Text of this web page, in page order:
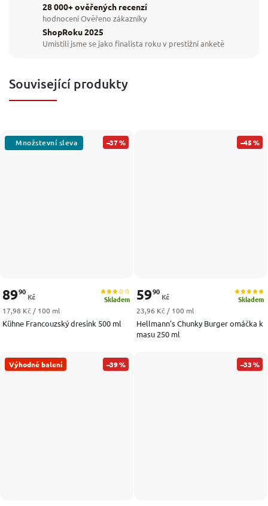
28 000+ ověřených recenzí
hodnocení Ověřeno zákazníky
ShopRoku 2025
Umístili jsme se jako finalista roku v prestižní anketě
Související produkty
–37 %
Kühne Francouzský dresink 500 ml
Skladem
8990
Kč
Měrná cena:
17,98 Kč / 100 ml
–45 %
Hellmann's Chunky Burger omáčka k
masu 250 ml
Skladem
5990
Kč
Měrná cena:
23,96 Kč / 100 ml
Výhodné balení –39 % –33 %